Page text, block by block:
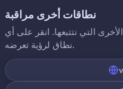
نطاقات أخرى مراقبة
التي نتتبعها. انقر على أي
نطاق لرؤية تعرضه.